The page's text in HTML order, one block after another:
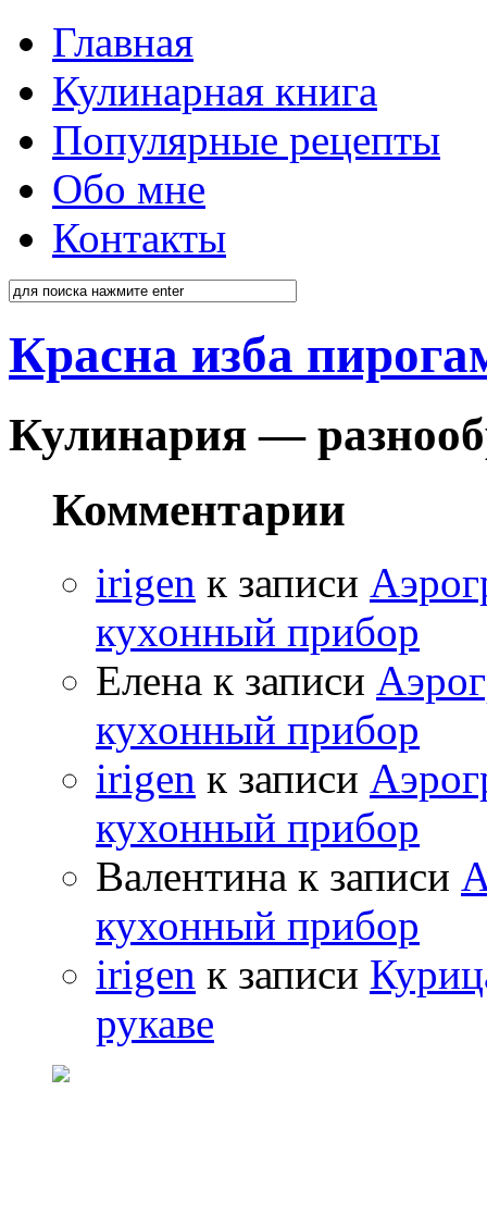
Главная
Кулинарная книга
Популярные рецепты
Обо мне
Контакты
Красна изба
Кулинария —
Комментарии
irigen к записи
кухонный прибор
Елена к записи
кухонный прибор
irigen к записи
кухонный прибор
Валентина к записи
кухонный прибор
irigen к записи
рукаве